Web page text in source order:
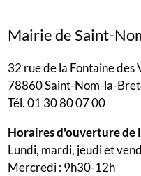
Mairie de Saint-
32 rue de la Fontaine des
78860 Saint-Nom-la-
Tél. 01 30 80 07 00
Horaires d'ouverture de
Lundi, mardi, jeudi et
Mercredi : 9h30-12h